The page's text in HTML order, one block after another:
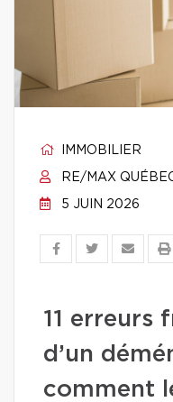
IMMOBILIER
RE/MAX
5 JUIN 2026
11 erreurs
d’un
comment